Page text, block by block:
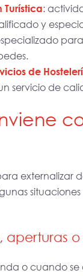
Turística:
y
de
servicio de
externalizar
aperturas
o cuando